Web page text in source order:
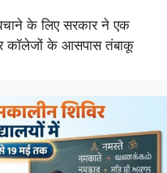
के लिए सरकार ने एक
कॉलेजों के आसपास तंबाकू